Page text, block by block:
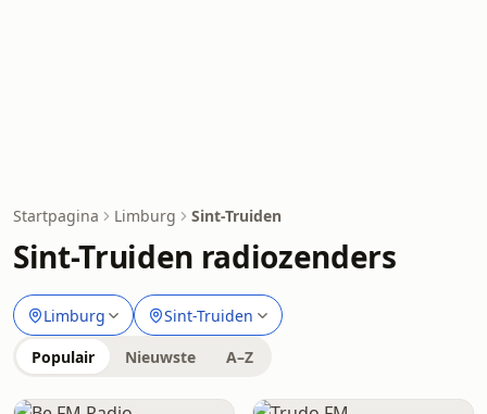
Startpagina Limburg Sint-Truiden
Sint-Truiden radiozenders
Limburg Sint-Truiden
Populair Nieuwste A–Z